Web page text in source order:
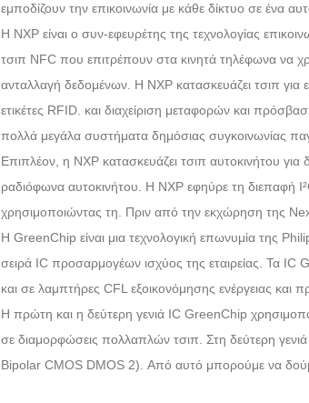
εμποδίζουν την επικοινωνία με κάθε δίκτυο σε ένα
Η NXP είναι ο συν-εφευρέτης της τεχνολογίας
τσιπ NFC που επιτρέπουν στα κινητά τηλέφωνα να
ανταλλαγή δεδομένων. Η NXP κατασκευάζει τσιπ για
ετικέτες RFID. και διαχείριση μεταφορών και
πολλά μεγάλα συστήματα δημόσιας συγκοινωνίας
Επιπλέον, η NXP κατασκευάζει τσιπ αυτοκινήτου για
ραδιόφωνα αυτοκινήτου. Η NXP εφηύρε τη διεπαφή
χρησιμοποιώντας τη. Πριν από την εκχώρηση της
Η GreenChip είναι μια τεχνολογική επωνυμία της
σειρά IC προσαρμογέων ισχύος της εταιρείας. Τα IC
και σε λαμπτήρες CFL εξοικονόμησης ενέργειας και
Η πρώτη και η δεύτερη γενιά IC GreenChip
σε διαμορφώσεις πολλαπλών τσιπ. Στη δεύτερη
Bipolar CMOS DMOS 2). Από αυτό μπορούμε να